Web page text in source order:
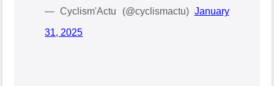
— Cyclism'Actu (@cyclismactu) January
31, 2025